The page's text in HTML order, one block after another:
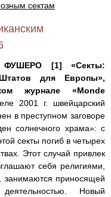
сектам
ФУШЕРО [1] «Секты:
для Европы»,
журнале «Monde
2001 г. швейцарский
в преступном заговоре
солнечного храма»: с
секты погиб в четырех
Этот случай привлек
себя религиями,
приносящей
Новый